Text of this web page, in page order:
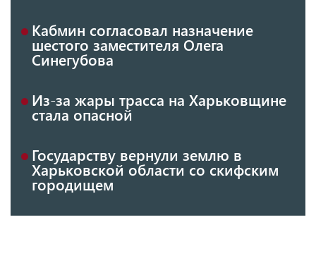
Кабмин согласовал назначение
шестого заместителя Олега
Синегубова
Из-за жары трасса на Харьковщине
стала опасной
Государству вернули землю в
Харьковской области со скифским
городищем